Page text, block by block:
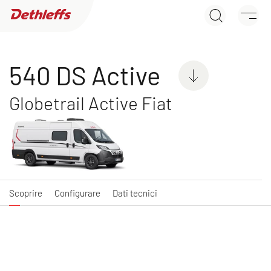
Camper
Camper Van
540 DS Active
Globetrail Active Fiat
Scoprire Configurare Dati tecnici
540 DS Active
Ricerca concessionari